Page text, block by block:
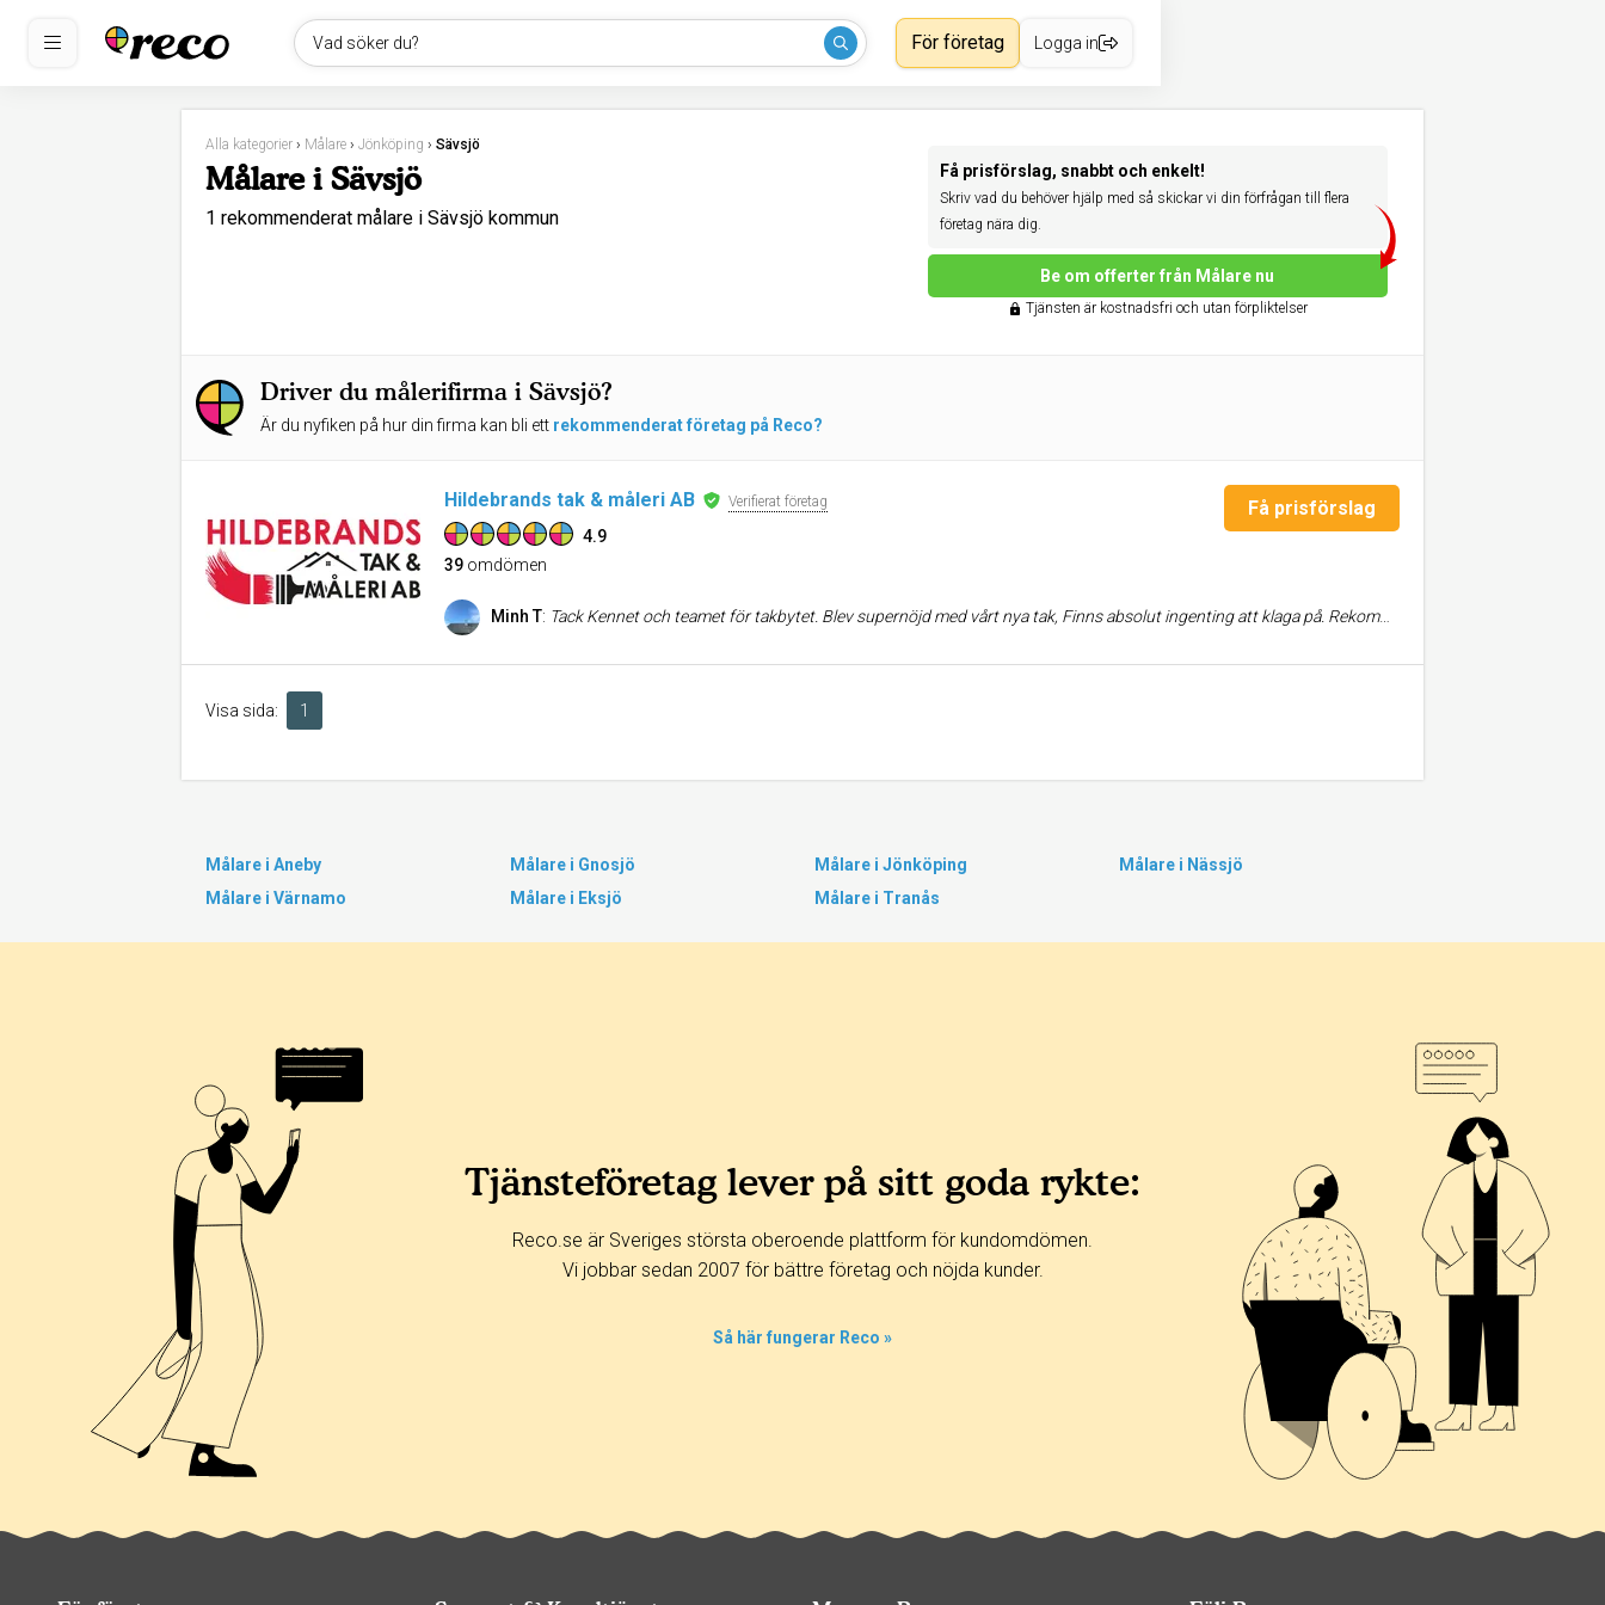
Vad söker du? För företag Logga in
Alla kategorier › Målare › Jönköping › Sävsjö
Målare i Sävsjö
1 rekommenderat målare i Sävsjö kommun
Få prisförslag, snabbt och enkelt!
Skriv vad du behöver hjälp med så skickar vi din förfrågan till flera
företag nära dig.
Be om offerter från Målare nu
Tjänsten är kostnadsfri och utan förpliktelser
Driver du målerifirma i Sävsjö?
Är du nyfiken på hur din firma kan bli ett rekommenderat företag på Reco?
Hildebrands tak & måleri AB Verifierat företag
4.9
39 omdömen
Få prisförslag
Minh T: Tack Kennet och teamet för takbytet. Blev supernöjd med vårt nya tak, Finns absolut ingenting att klaga på. Rekommenderar Hildebrands tak och måleri starkt. Nästa projekt hos oss för dessa hantverkare blir panel byte på en hel sida av utomhus panelerna samt riva en gammal dörr och bygga igen det. Kommer garanterat att blir supernöjd med det också.
Visa sida: 1
Målare i Aneby Målare i Gnosjö Målare i Jönköping
Målare i Nässjö
Målare i Värnamo
Målare i Eksjö Målare i Tranås
Tjänsteföretag lever på sitt goda rykte:
Reco.se är Sveriges största oberoende plattform för kundomdömen.
Vi jobbar sedan 2007 för bättre företag och nöjda kunder.
Så här fungerar Reco »